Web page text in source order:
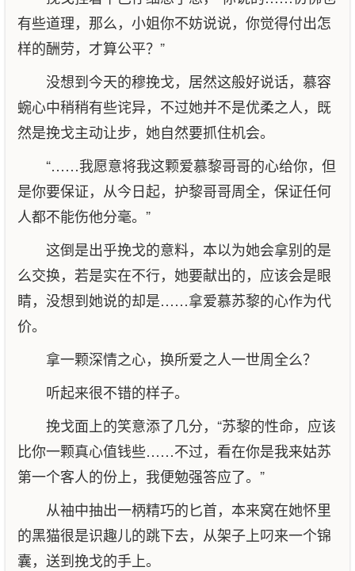
有些道理，那么，小姐你不妨说说，你觉得付出怎
样的酬劳，才算公平？”
没想到今天的穆挽戈，居然这般好说话，慕容
蜿心中稍稍有些诧异，不过她并不是优柔之人，既
然是挽戈主动让步，她自然要抓住机会。
“……我愿意将我这颗爱慕黎哥哥的心给你，但
是你要保证，从今日起，护黎哥哥周全，保证任何
人都不能伤他分毫。”
这倒是出乎挽戈的意料，本以为她会拿别的是
么交换，若是实在不行，她要献出的，应该会是眼
睛，没想到她说的却是……拿爱慕苏黎的心作为代
价。
拿一颗深情之心，换所爱之人一世周全么？
听起来很不错的样子。
挽戈面上的笑意添了几分，“苏黎的性命，应该
比你一颗真心值钱些……不过，看在你是我来姑苏
第一个客人的份上，我便勉强答应了。”
从袖中抽出一柄精巧的匕首，本来窝在她怀里
的黑猫很是识趣儿的跳下去，从架子上叼来一个锦
囊，送到挽戈的手上。